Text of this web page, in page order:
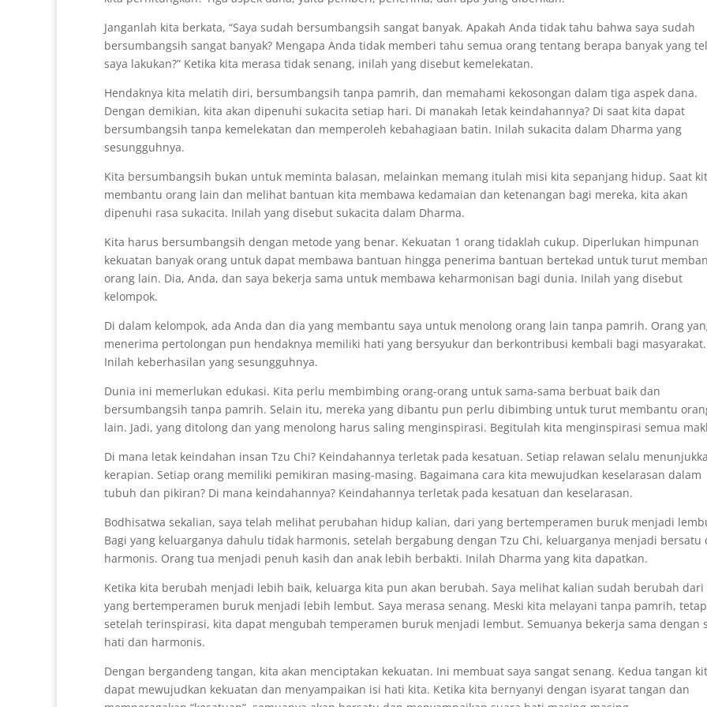
Janganlah kita berkata, “Saya sudah bersumbangsih sangat banyak. Apakah Anda tidak tahu bahwa saya sudah
bersumbangsih sangat banyak? Mengapa Anda tidak memberi tahu semua orang tentang berapa banyak yang
saya lakukan?” Ketika kita merasa tidak senang, inilah yang disebut kemelekatan.
Hendaknya kita melatih diri, bersumbangsih tanpa pamrih, dan memahami kekosongan dalam tiga aspek dana.
Dengan demikian, kita akan dipenuhi sukacita setiap hari. Di manakah letak keindahannya? Di saat kita dapat
bersumbangsih tanpa kemelekatan dan memperoleh kebahagiaan batin. Inilah sukacita dalam Dharma yang
sesungguhnya.
Kita bersumbangsih bukan untuk meminta balasan, melainkan memang itulah misi kita sepanjang hidup. Saat
membantu orang lain dan melihat bantuan kita membawa kedamaian dan ketenangan bagi mereka, kita akan
dipenuhi rasa sukacita. Inilah yang disebut sukacita dalam Dharma.
Kita harus bersumbangsih dengan metode yang benar. Kekuatan 1 orang tidaklah cukup. Diperlukan himpunan
kekuatan banyak orang untuk dapat membawa bantuan hingga penerima bantuan bertekad untuk turut
orang lain. Dia, Anda, dan saya bekerja sama untuk membawa keharmonisan bagi dunia. Inilah yang disebut
kelompok.
Di dalam kelompok, ada Anda dan dia yang membantu saya untuk menolong orang lain tanpa pamrih. Orang
menerima pertolongan pun hendaknya memiliki hati yang bersyukur dan berkontribusi kembali bagi masyarakat.
Inilah keberhasilan yang sesungguhnya.
Dunia ini memerlukan edukasi. Kita perlu membimbing orang-orang untuk sama-sama berbuat baik dan
bersumbangsih tanpa pamrih. Selain itu, mereka yang dibantu pun perlu dibimbing untuk turut membantu
lain. Jadi, yang ditolong dan yang menolong harus saling menginspirasi. Begitulah kita menginspirasi semua
Di mana letak keindahan insan Tzu Chi? Keindahannya terletak pada kesatuan. Setiap relawan selalu
kerapian. Setiap orang memiliki pemikiran masing-masing. Bagaimana cara kita mewujudkan keselarasan dalam
tubuh dan pikiran? Di mana keindahannya? Keindahannya terletak pada kesatuan dan keselarasan.
Bodhisatwa sekalian, saya telah melihat perubahan hidup kalian, dari yang bertemperamen buruk menjadi
Bagi yang keluarganya dahulu tidak harmonis, setelah bergabung dengan Tzu Chi, keluarganya menjadi bersatu
harmonis. Orang tua menjadi penuh kasih dan anak lebih berbakti. Inilah Dharma yang kita dapatkan.
Ketika kita berubah menjadi lebih baik, keluarga kita pun akan berubah. Saya melihat kalian sudah berubah dari
yang bertemperamen buruk menjadi lebih lembut. Saya merasa senang. Meski kita melayani tanpa pamrih,
setelah terinspirasi, kita dapat mengubah temperamen buruk menjadi lembut. Semuanya bekerja sama dengan
hati dan harmonis.
Dengan bergandeng tangan, kita akan menciptakan kekuatan. Ini membuat saya sangat senang. Kedua tangan
dapat mewujudkan kekuatan dan menyampaikan isi hati kita. Ketika kita bernyanyi dengan isyarat tangan dan